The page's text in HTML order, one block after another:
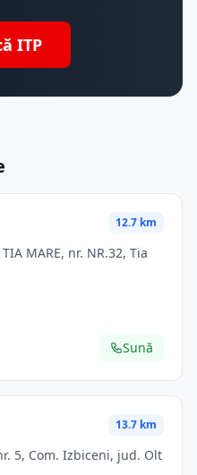
ITP
12.7 km
Sună
13.7 km
5, Com. Izbiceni, jud. Olt